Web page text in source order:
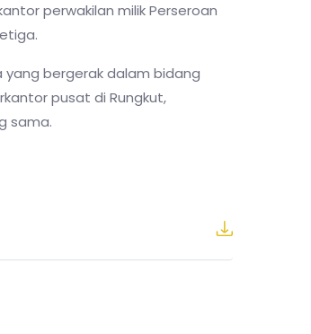
perwakilan milik Perseroan
bergerak dalam bidang
pusat di Rungkut,
sama.